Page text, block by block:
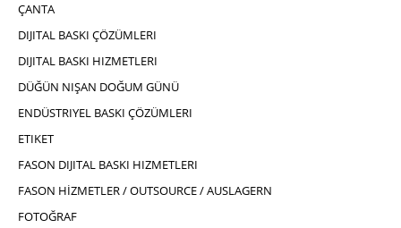
ÇANTA
DIJITAL BASKI ÇÖZÜMLERI
DIJITAL BASKI HIZMETLERI
DÜĞÜN NIŞAN DOĞUM GÜNÜ
ENDÜSTRIYEL BASKI ÇÖZÜMLERI
ETIKET
FASON DIJITAL BASKI HIZMETLERI
FASON HİZMETLER / OUTSOURCE / AUSLAGERN
FOTOĞRAF